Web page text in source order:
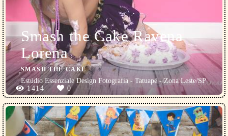
Smash the Cake Ravena
Lorena
SMASH THE CAKE
Estúdio Essenziale Design Fotografia - Tatuapé - Zona Leste/SP
1414
0